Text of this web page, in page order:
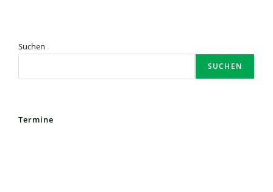
Suchen
SUCHEN
Termine